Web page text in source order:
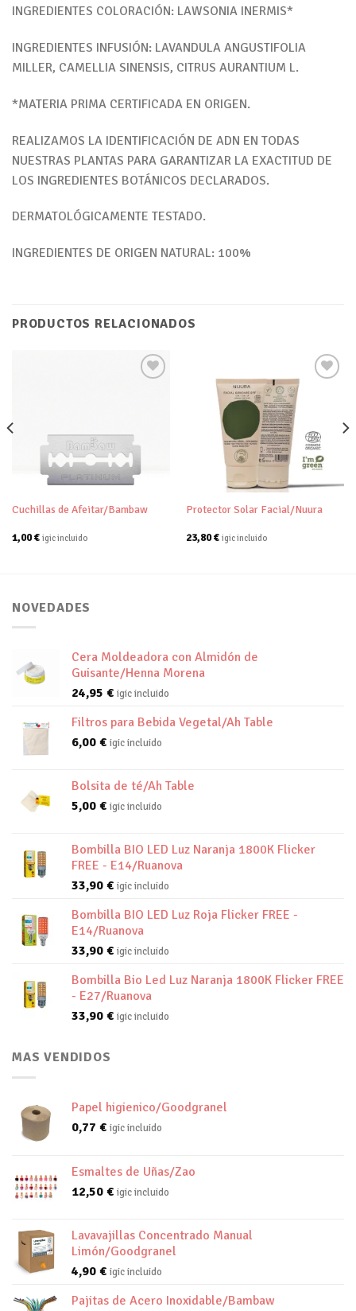
INGREDIENTES COLORACIÓN: LAWSONIA INERMIS*
INGREDIENTES INFUSIÓN: LAVANDULA ANGUSTIFOLIA
MILLER, CAMELLIA SINENSIS, CITRUS AURANTIUM L.
*MATERIA PRIMA CERTIFICADA EN ORIGEN.
REALIZAMOS LA IDENTIFICACIÓN DE ADN EN TODAS
NUESTRAS PLANTAS PARA GARANTIZAR LA EXACTITUD DE
LOS INGREDIENTES BOTÁNICOS DECLARADOS.
DERMATOLÓGICAMENTE TESTADO.
INGREDIENTES DE ORIGEN NATURAL: 100%
PRODUCTOS RELACIONADOS
lista de
Cuchillas de Afeitar/Bambaw
1,00€ igic incluido
a tu
lista de
deseos
Protector Solar Facial/Nuura
23,80€ igic incluido
NOVEDADES
Cera Moldeadora con Almidón de
Guisante/Henna Morena
24,95 € igic incluido
Filtros para Bebida Vegetal/Ah Table
6,00 € igic incluido
Bolsita de té/Ah Table
5,00 € igic incluido
Bombilla BIO LED Luz Naranja 1800K Flicker
FREE - E14/Ruanova
33,90 € igic incluido
Bombilla BIO LED Luz Roja Flicker FREE -
E14/Ruanova
33,90 € igic incluido
Bombilla Bio Led Luz Naranja 1800K Flicker FREE
- E27/Ruanova
33,90 € igic incluido
MAS VENDIDOS
Papel higienico/Goodgranel
0,77 € igic incluido
Esmaltes de Uñas/Zao
12,50 € igic incluido
Lavavajillas Concentrado Manual
Limón/Goodgranel
4,90 € igic incluido
Pajitas de Acero Inoxidable/Bambaw